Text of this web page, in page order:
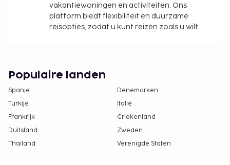
vakantiewoningen en activiteiten. Ons
platform biedt flexibiliteit en duurzame
reisopties, zodat u kunt reizen zoals u wilt.
Populaire landen
Spanje
Denemarken
Turkije
Italië
Frankrijk
Griekenland
Duitsland
Zweden
Thailand
Verenigde Staten